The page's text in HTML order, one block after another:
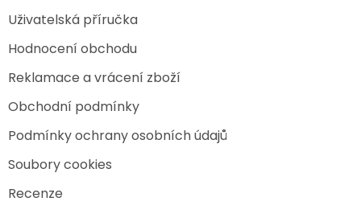
Uživatelská příručka
Hodnocení obchodu
Reklamace a vrácení zboží
Obchodní podmínky
Podmínky ochrany osobních údajů
Soubory cookies
Recenze